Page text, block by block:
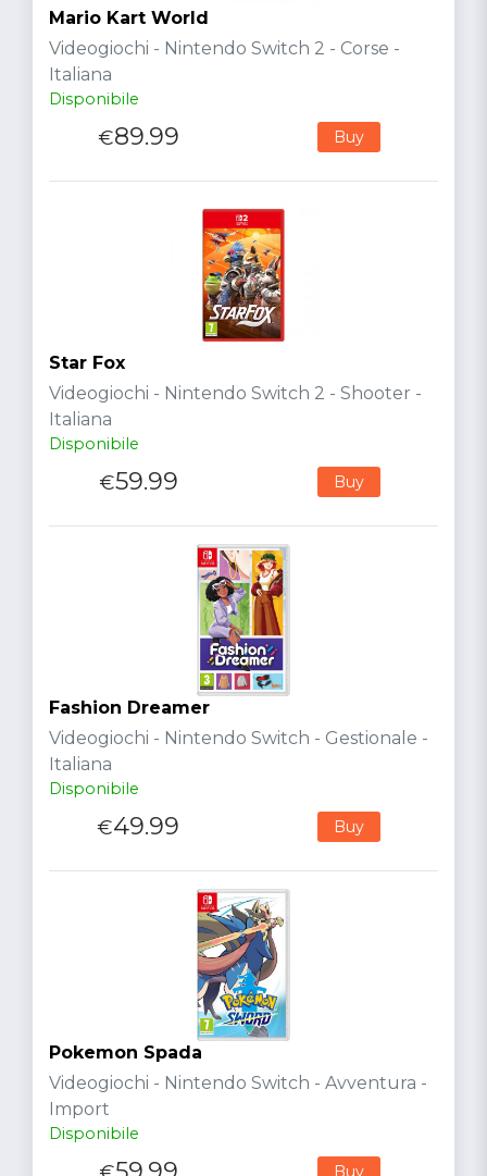
Mario Kart World
Videogiochi - Nintendo Switch 2 - Corse -
Italiana
Disponibile
€89.99 Buy
Star Fox
Videogiochi - Nintendo Switch 2 - Shooter -
Italiana
Disponibile
€59.99 Buy
Fashion Dreamer
Videogiochi - Nintendo Switch - Gestionale -
Italiana
Disponibile
€49.99 Buy
Pokemon Spada
Videogiochi - Nintendo Switch - Avventura -
Import
Disponibile
Buy